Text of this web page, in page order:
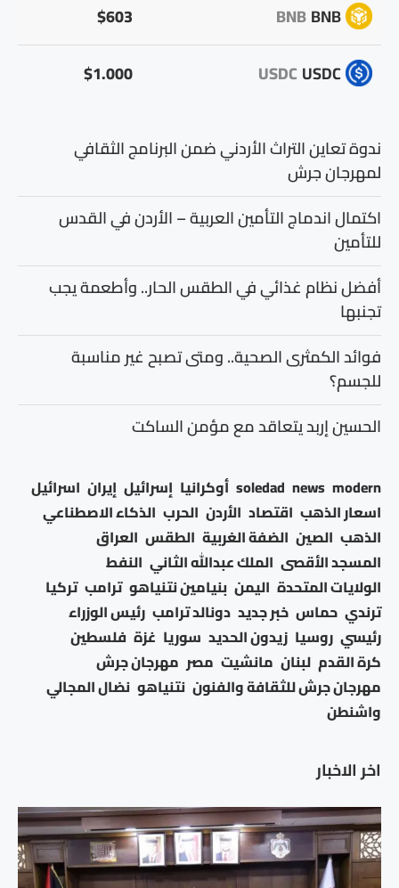
اخر الاخبار
BNB
BNB
$603
USDC
USDC
$1.000
ندوة تعاين التراث الأردني ضمن البرنامج الثقافي
لمهرجان جرش
اكتمال اندماج التأمين العربية – الأردن في القدس
للتأمين
أفضل نظام غذائي في الطقس الحار.. وأطعمة يجب
تجنبها
فوائد الكمثرى الصحية.. ومتى تصبح غير مناسبة
للجسم؟
الحسين إربد يتعاقد مع مؤمن الساكت
modern
news
soledad أوكرانيا إسرائيل إيران اسرائيل
اسعار الذهب اقتصاد الأردن الحرب الذكاء الاصطناعي
الذهب الصين الضفة الغربية الطقس العراق
المسجد الأقصى الملك عبدالله الثاني النفط
الولايات المتحدة اليمن بنيامين نتنياهو ترامب تركيا
ترندي حماس خبر جديد دونالد ترامب رئيس الوزراء
رئيسي روسيا زيدون الحديد سوريا غزة فلسطين
كرة القدم لبنان مانشيت مصر مهرجان جرش
مهرجان جرش للثقافة والفنون نتنياهو نضال المجالي
واشنطن